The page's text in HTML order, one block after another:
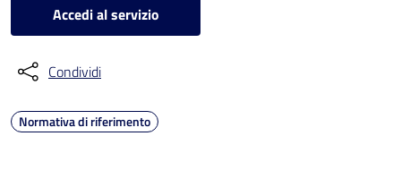
Accedi al servizio
Condividi
Normativa di riferimento